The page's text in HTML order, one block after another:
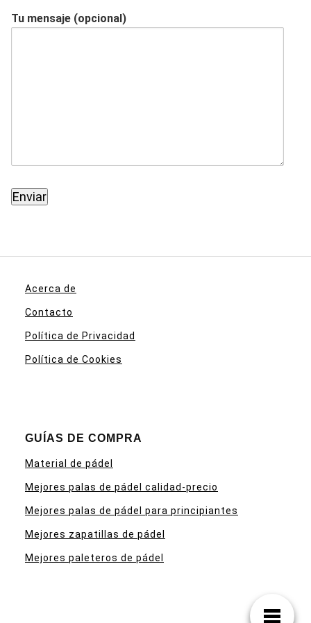
Tu mensaje (opcional)
Acerca de
Contacto
Política de Privacidad
Política de Cookies
GUÍAS DE COMPRA
Material de pádel
Mejores palas de pádel calidad-precio
Mejores palas de pádel para principiantes
Mejores zapatillas de pádel
Mejores paleteros de pádel